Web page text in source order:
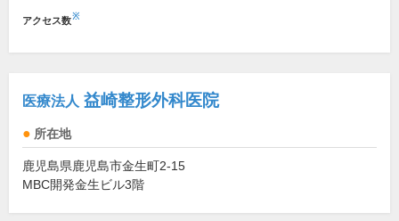
アクセス数※
医療法人 益崎整形外科医院
所在地
鹿児島県鹿児島市金生町2-15
MBC開発金生ビル3階